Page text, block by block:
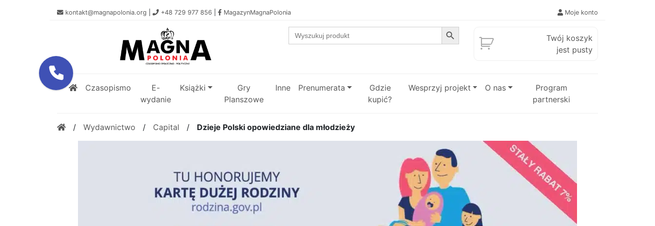
kontakt@magnapolonia.org +48 729 977 856 MagazynMagnaPolonia Moje konto
Search
for:
Search Button
Twój koszyk
jest pusty
Czasopismo
E-
wydanie
Książki
Gry
Planszowe
Inne Prenumerata
Gdzie
kupić?
Wesprzyj projekt O nas
Program
partnerski
/ Wydawnictwo / Capital / Dzieje Polski opowiedziane dla młodzieży